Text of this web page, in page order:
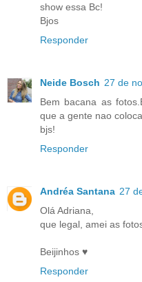
show essa Bc!
Bjos
Responder
Neide Bosch 27 de
Bem bacana as
que a gente nao
bjs!
Responder
Andréa Santana 27
Olá Adriana,
que legal, amei as
Beijinhos ♥
Responder